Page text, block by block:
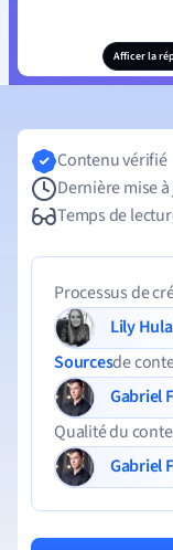
Afficer la
Contenu vérifié
Dernière mise
Temps de
Processus de
Lily
Sourcesde
Gabriel
Qualité du
Gabriel